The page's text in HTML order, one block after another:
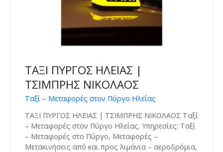
ΤΑΞΙ ΠΥΡΓΟΣ ΗΛΕΙΑΣ |
ΤΣΙΜΠΡΗΣ ΝΙΚΟΛΑΟΣ
Ταξί – Μεταφορές στον Πύργο Ηλείας
ΤΑΞΙ ΠΥΡΓΟΣ ΗΛΕΙΑΣ | ΤΣΙΜΠΡΗΣ ΝΙΚΟΛΑΟΣ Ταξί
– Μεταφορές στον Πύργο Ηλείας. Υπηρεσίες: Ταξί
– Μεταφορές στο Πύργο, Μεταφορές –
Μετακινήσεις από και προς λιμάνια – αεροδρόμια,